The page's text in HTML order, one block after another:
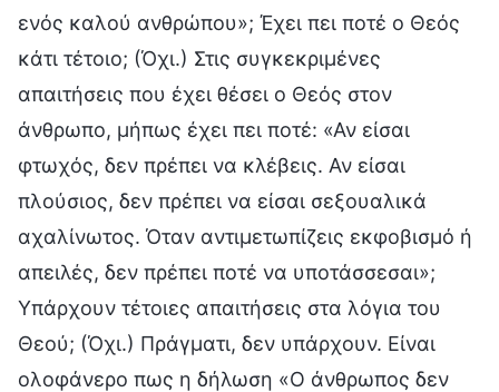
ενός καλού ανθρώπου»; Έχει πει ποτέ ο Θεός
κάτι τέτοιο; (Όχι.) Στις συγκεκριμένες
απαιτήσεις που έχει θέσει ο Θεός στον
άνθρωπο, μήπως έχει πει ποτέ: «Αν είσαι
φτωχός, δεν πρέπει να κλέβεις. Αν είσαι
πλούσιος, δεν πρέπει να είσαι σεξουαλικά
αχαλίνωτος. Όταν αντιμετωπίζεις εκφοβισμό ή
απειλές, δεν πρέπει ποτέ να υποτάσσεσαι»;
Υπάρχουν τέτοιες απαιτήσεις στα λόγια του
Θεού; (Όχι.) Πράγματι, δεν υπάρχουν. Είναι
ολοφάνερο πως η δήλωση «Ο άνθρωπος δεν